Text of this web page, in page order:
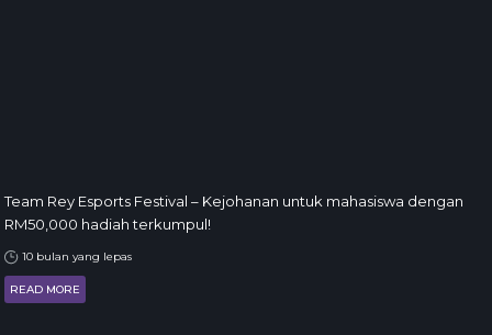
Team Rey Esports Festival – Kejohanan untuk mahasiswa dengan
RM50,000 hadiah terkumpul!
10 bulan yang lepas
READ MORE